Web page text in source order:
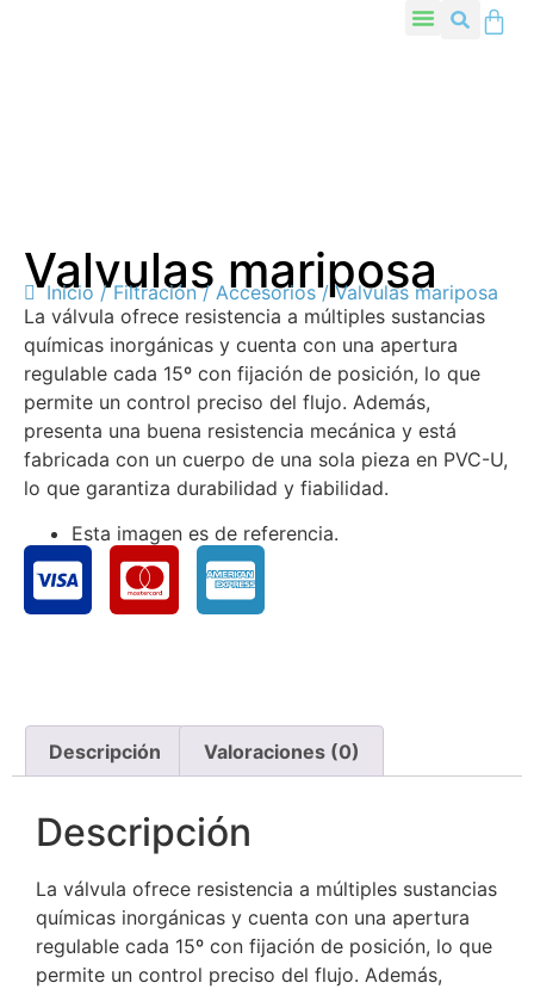
Valvulas mariposa
Inicio /Filtración/Accesorios/ Valvulas mariposa
La válvula ofrece resistencia a múltiples sustancias
químicas inorgánicas y cuenta con una apertura
regulable cada 15º con fijación de posición, lo que
permite un control preciso del flujo. Además,
presenta una buena resistencia mecánica y está
fabricada con un cuerpo de una sola pieza en PVC-U,
lo que garantiza durabilidad y fiabilidad.
Esta imagen es de referencia.
Descripción Valoraciones (0)
Descripción
La válvula ofrece resistencia a múltiples sustancias
químicas inorgánicas y cuenta con una apertura
regulable cada 15º con fijación de posición, lo que
permite un control preciso del flujo. Además,